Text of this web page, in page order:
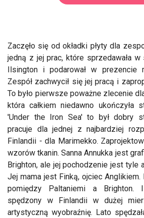
Zaczęło się od okładki płyty dla
jedną z jej prac, które sprzedawała
Ilsington i podarował w prezencie
Zespół zachwycił się jej pracą i
To było pierwsze poważne zlecenie
która całkiem niedawno ukończyła
'Under the Iron Sea' to był dobry
pracuje dla jednej z najbardziej
Finlandii - dla Marimekko.
wzorów tkanin. Sanna Annukka jest
Brighton, ale jej pochodzenie jest tyle
Jej mama jest Finką, ojciec
pomiędzy Paltaniemi a Brighton.
spędzony w Finlandii w dużej
artystyczną wyobraźnię. Lato